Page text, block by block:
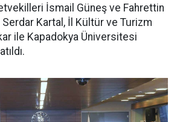
İsmail Güneş ve Fahrettin
Kartal, İl Kültür ve Turizm
ile Kapadokya Üniversitesi